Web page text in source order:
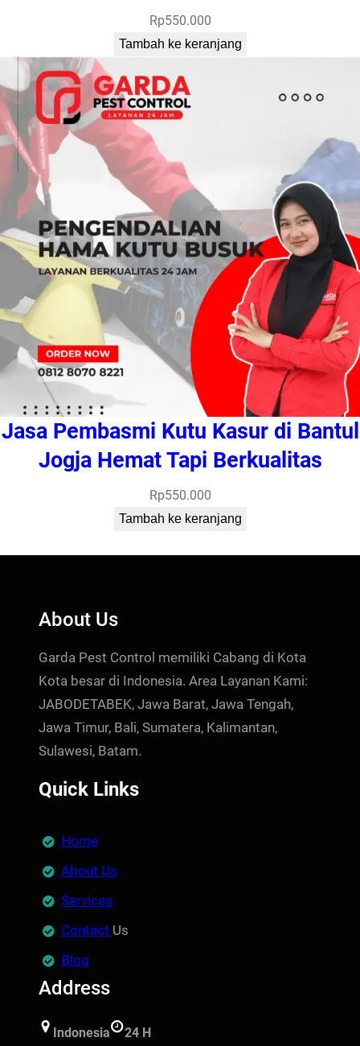
Rp550.000
Tambah ke keranjang
Jasa Pembasmi Kutu Kasur di Bantul
Jogja Hemat Tapi Berkualitas
Rp550.000
Tambah ke keranjang
About Us
Garda Pest Control memiliki Cabang di Kota
Kota besar di Indonesia. Area Layanan Kami:
JABODETABEK, Jawa Barat, Jawa Tengah,
Jawa Timur, Bali, Sumatera, Kalimantan,
Sulawesi, Batam.
Quick Links
Home
About Us
Services
Contact Us
Blog
Address
Indonesia 24 H